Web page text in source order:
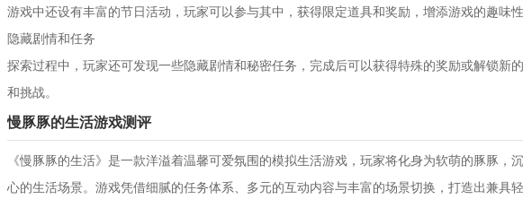
游戏中还设有丰富的节日活动，玩家可以参与其中，获得限定道具和奖励，增添游戏的趣味性
隐藏剧情和任务
探索过程中，玩家还可发现一些隐藏剧情和秘密任务，完成后可以获得特殊的奖励或解锁新
和挑战。
慢豚豚的生活游戏测评
《慢豚豚的生活》是一款洋溢着温馨可爱氛围的模拟生活游戏，玩家将化身为软萌的豚豚，
心的生活场景。游戏凭借细腻的任务体系、多元的互动内容与丰富的场景切换，打造出兼具